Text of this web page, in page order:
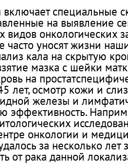
специальные
на выявление
видов онкологических
часто уносят жизни
кала на скрытую
мазка с шейки
на
лет, осмотр кожи и
железы и
эффективность.
онкологии и
за несколько лет
от рака данной